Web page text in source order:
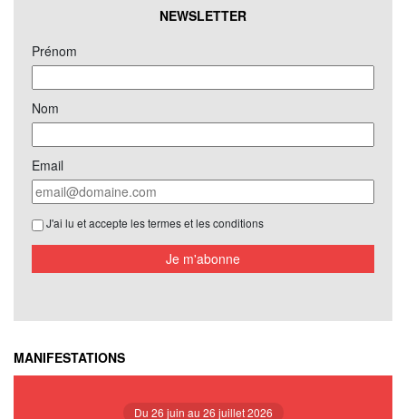
NEWSLETTER
Prénom
Nom
Email
J'ai lu et accepte les termes et les conditions
Je m'abonne
MANIFESTATIONS
Du 26 juin au 26 juillet 2026